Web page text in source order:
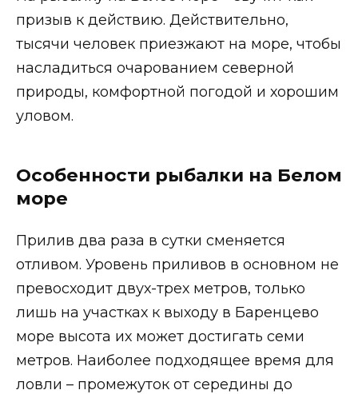
призыв к действию. Действительно,
тысячи человек приезжают на море, чтобы
насладиться очарованием северной
природы, комфортной погодой и хорошим
уловом.
Особенности рыбалки на Белом
море
Прилив два раза в сутки сменяется
отливом. Уровень приливов в основном не
превосходит двух-трех метров, только
лишь на участках к выходу в Баренцево
море высота их может достигать семи
метров. Наиболее подходящее время для
ловли – промежуток от середины до